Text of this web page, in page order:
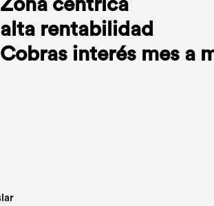
Zona centrica
alta rentabilidad
Cobras interés mes a